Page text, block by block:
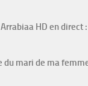
HD en direct